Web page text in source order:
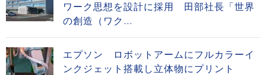
ワーク思想を設計に採用 田部社長「世界
の創造（ワク...
エプソン ロボットアームにフルカラーイ
ンクジェット搭載し立体物にプリント